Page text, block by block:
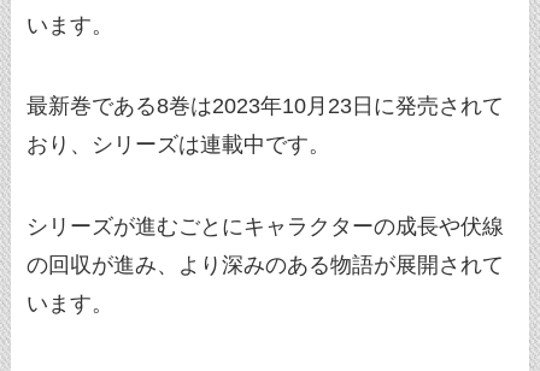
います。
最新巻である8巻は2023年10月23日に発売されて
おり、シリーズは連載中です。
シリーズが進むごとにキャラクターの成長や伏線
の回収が進み、より深みのある物語が展開されて
います。